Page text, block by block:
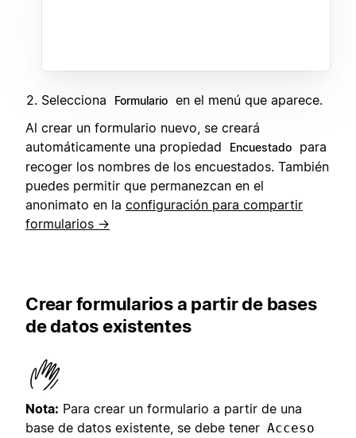
Selecciona Formulario en el menú que aparece.
Al crear un formulario nuevo, se creará
automáticamente una propiedad
Encuestado
para
recoger los nombres de los encuestados. También
puedes permitir que permanezcan en el
anonimato en la configuración para compartir
formularios →
Crear formularios a partir de bases
de datos existentes
Nota: Para crear un formulario a partir de una
base de datos existente, se debe tener Acceso